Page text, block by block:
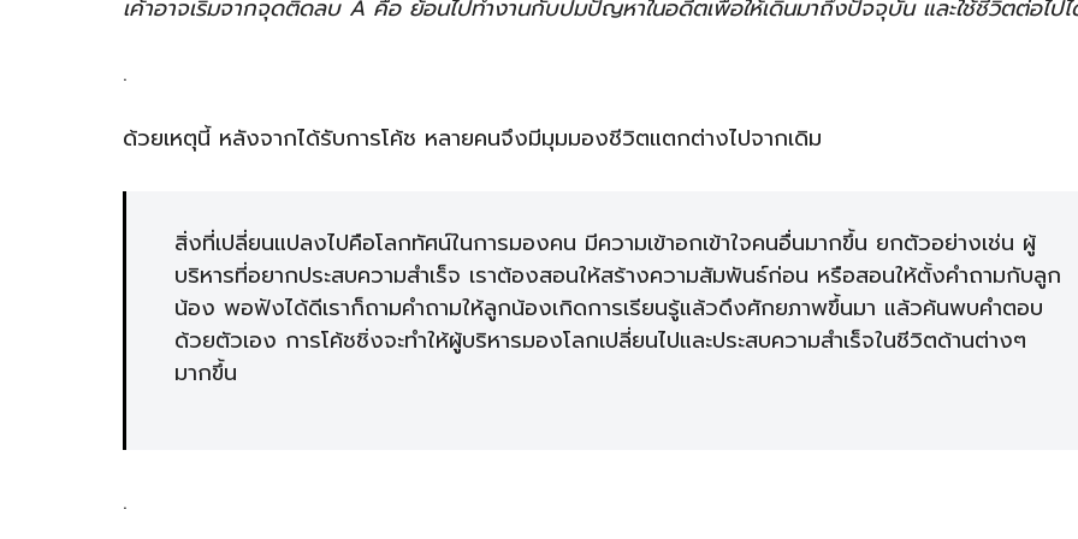
เค้าอาจเริ่มจากจุดติดลบ A คือ ย้อนไปทำงานกับปมปัญหาในอดีตเพื่อให้เดินมาถึงปัจจุบัน และใช้ชีวิตต่อไปไ
.
ด้วยเหตุนี้ หลังจากได้รับการโค้ช หลายคนจึงมีมุมมองชีวิตแตกต่างไปจากเดิม
สิ่งที่เปลี่ยนแปลงไปคือโลกทัศน์ในการมองคน มีความเข้าอกเข้าใจคนอื่นมากขึ้น ยกตัวอย่างเช่น ผู้
บริหารที่อยากประสบความสำเร็จ เราต้องสอนให้สร้างความสัมพันธ์ก่อน หรือสอนให้ตั้งคำถามกับลูก
น้อง พอฟังได้ดีเราก็ถามคำถามให้ลูกน้องเกิดการเรียนรู้แล้วดึงศักยภาพขึ้นมา แล้วค้นพบคำตอบ
ด้วยตัวเอง การโค้ชชิ่งจะทำให้ผู้บริหารมองโลกเปลี่ยนไปและประสบความสำเร็จในชีวิตด้านต่างๆ
มากขึ้น
.